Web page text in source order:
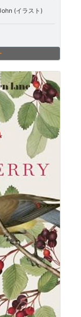
(イラスト)